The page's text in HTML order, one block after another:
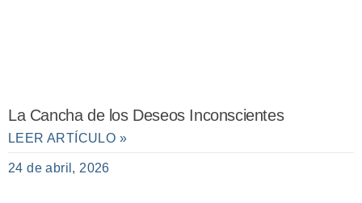
La Cancha de los Deseos Inconscientes
LEER ARTÍCULO »
24 de abril, 2026